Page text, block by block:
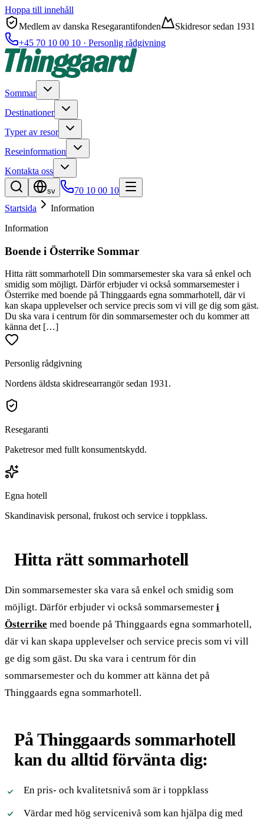
Hoppa till innehåll
Medlem av danska Resegarantifonden
Skidresor sedan 1931
+45 70 10 00 10 · Personlig rådgivning
Sommar
Destinationer
Typer av resor
Reseinformation
Kontakta oss
sv
70 10 00 10
Startsida
Information
Information
Boende i Österrike Sommar
Hitta rätt sommarhotell Din sommarsemester ska vara så enkel och
smidig som möjligt. Därför erbjuder vi också sommarsemester i
Österrike med boende på Thinggaards egna sommarhotell, där vi
kan skapa upplevelser och service precis som vi vill ge dig som gäst.
Du ska vara i centrum för din sommarsemester och du kommer att
känna det […]
Personlig rådgivning
Nordens äldsta skidresearrangör sedan 1931.
Resegaranti
Paketresor med fullt konsumentskydd.
Egna hotell
Skandinavisk personal, frukost och service i toppklass.
Hitta rätt sommarhotell
Din sommarsemester ska vara så enkel och smidig som
möjligt. Därför erbjuder vi också sommarsemester i
Österrike med boende på Thinggaards egna sommarhotell,
där vi kan skapa upplevelser och service precis som vi vill
ge dig som gäst. Du ska vara i centrum för din
sommarsemester och du kommer att känna det på
Thinggaards egna sommarhotell.
På Thinggaards sommarhotell
kan du alltid förvänta dig:
En pris- och kvalitetsnivå som är i toppklass
Värdar med hög servicenivå som kan hjälpa dig med